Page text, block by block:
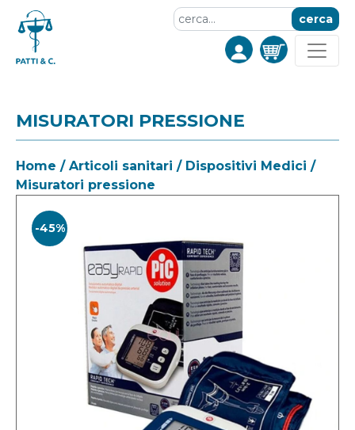
cerca
MISURATORI PRESSIONE
Home / Articoli sanitari / Dispositivi Medici /
Misuratori pressione
-45%